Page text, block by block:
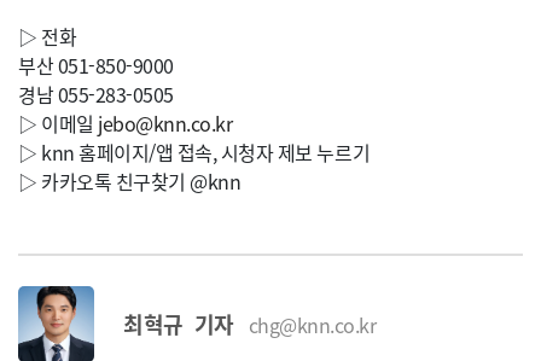
▷ 전화
부산 051-850-9000
경남 055-283-0505
▷ 이메일 jebo@knn.co.kr
▷ knn 홈페이지/앱 접속, 시청자 제보 누르기
▷ 카카오톡 친구찾기 @knn
최혁규 기자 chg@knn.co.kr